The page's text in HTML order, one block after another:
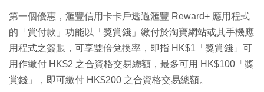
第一個優惠，滙豐信用卡卡戶透過滙豐 Reward+ 應用程式
的「賞付款」功能以「獎賞錢」繳付於淘寶網站或其手機應
用程式之簽賬，可享雙倍兌換率，即指 HK$1「獎賞錢」可
用作繳付 HK$2 之合資格交易總額，最多可用 HK$100「獎
賞錢」，即可繳付 HK$200 之合資格交易總額。